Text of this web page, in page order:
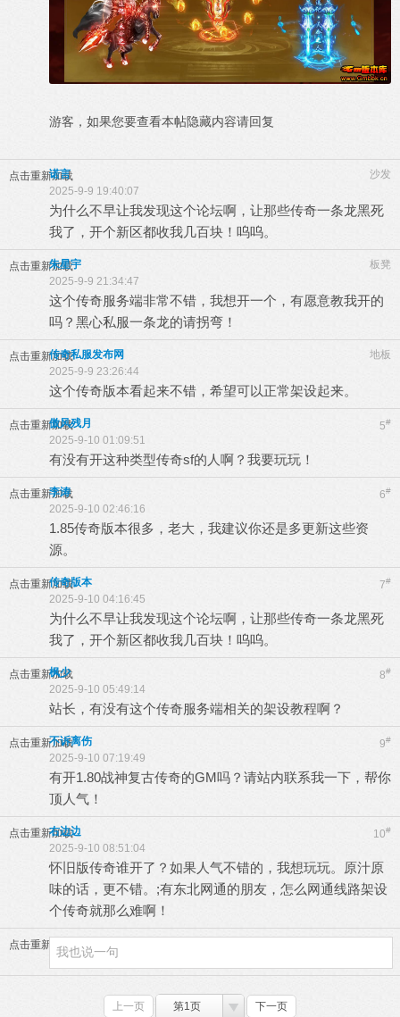
游客，如果您要查看本帖隐藏内容请回复
点击重新加载 沙发
诺言
2025-9-9 19:40:07
为什么不早让我发现这个论坛啊，让那些传奇一条龙黑死
我了，开个新区都收我几百块！呜呜。
点击重新加载 板凳
朱星宇
2025-9-9 21:34:47
这个传奇服务端非常不错，我想开一个，有愿意教我开的
吗？黑心私服一条龙的请拐弯！
点击重新加载 地板
传奇私服发布网
2025-9-9 23:26:44
这个传奇版本看起来不错，希望可以正常架设起来。
点击重新加载 5#
傲风残月
2025-9-10 01:09:51
有没有开这种类型传奇sf的人啊？我要玩玩！
点击重新加载 6#
李涛
2025-9-10 02:46:16
1.85传奇版本很多，老大，我建议你还是多更新这些资
源。
点击重新加载 7#
传奇版本
2025-9-10 04:16:45
为什么不早让我发现这个论坛啊，让那些传奇一条龙黑死
我了，开个新区都收我几百块！呜呜。
点击重新加载 8#
枫少
2025-9-10 05:49:14
站长，有没有这个传奇服务端相关的架设教程啊？
点击重新加载 9#
不诉离伤
2025-9-10 07:19:49
有开1.80战神复古传奇的GM吗？请站内联系我一下，帮你
顶人气！
点击重新加载 10#
右边边
2025-9-10 08:51:04
怀旧版传奇谁开了？如果人气不错的，我想玩玩。原汁原
味的话，更不错。;有东北网通的朋友，怎么网通线路架设
个传奇就那么难啊！
点击重新加载
上一页 第1页 下一页